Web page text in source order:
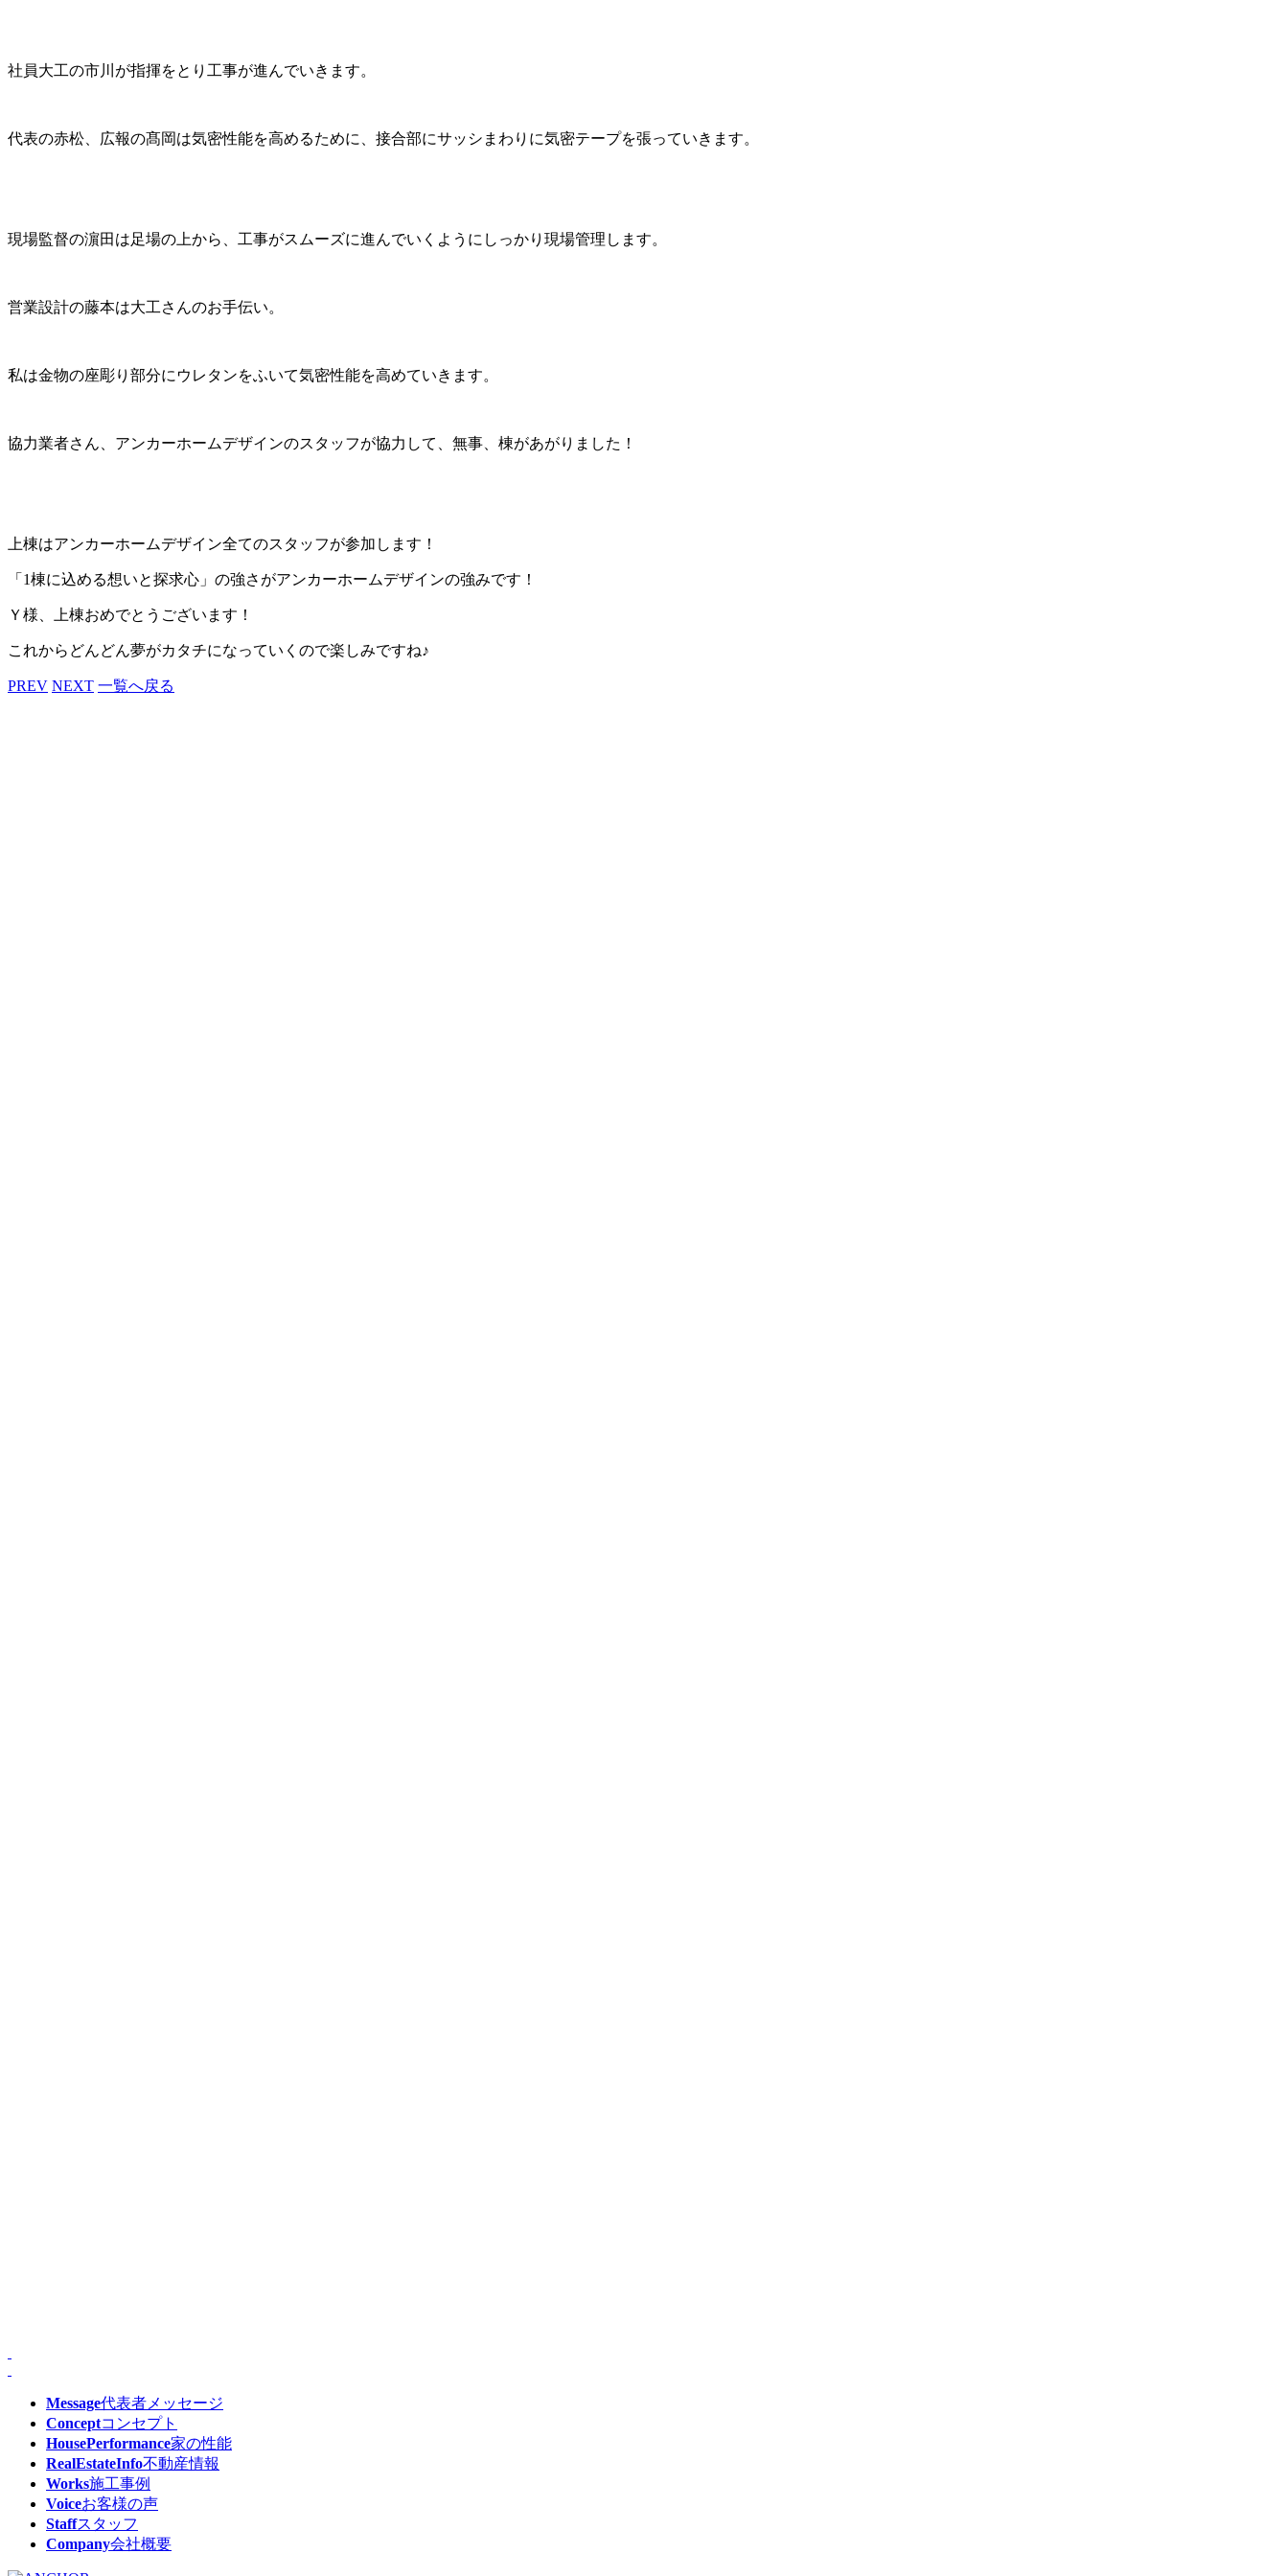
社員大工の市川が指揮をとり工事が進んでいきます。
代表の赤松、広報の髙岡は気密性能を高めるために、接合部にサッシまわりに気密テープを張っていきます。
現場監督の濵田は足場の上から、工事がスムーズに進んでいくようにしっかり現場管理します。
営業設計の藤本は大工さんのお手伝い。
私は金物の座彫り部分にウレタンをふいて気密性能を高めていきます。
協力業者さん、アンカーホームデザインのスタッフが協力して、無事、棟があがりました！
上棟はアンカーホームデザイン全てのスタッフが参加します！
「1棟に込める想いと探求心」の強さがアンカーホームデザインの強みです！
Ｙ様、上棟おめでとうございます！
これからどんどん夢がカタチになっていくので楽しみですね♪
PREV NEXT 一覧へ戻る
Message代表者メッセージ
Conceptコンセプト
HousePerformance家の性能
RealEstateInfo不動産情報
Works施工事例
Voiceお客様の声
Staffスタッフ
Company会社概要